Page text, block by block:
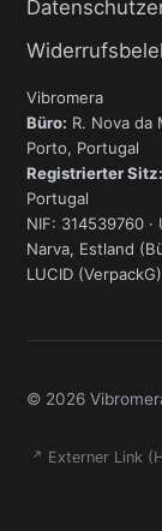
Vibromera
Büro: R. Nova da
Porto, Portugal
Registrierter Sitz:
Portugal
NIF: 314539760
Narva, Estland
LUCID
© 2026
↗ Externer Link